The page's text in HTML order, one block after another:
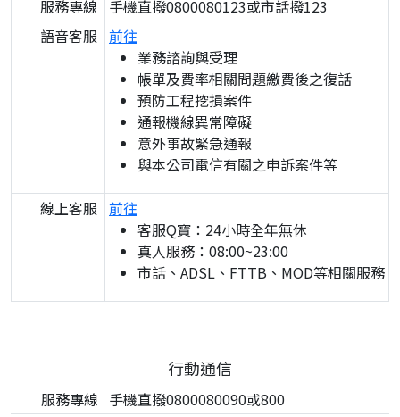
服務專線
手機直撥0800080123或市話撥123
語音客服 前往
業務諮詢與受理
帳單及費率相關問題繳費後之復話
預防工程挖損案件
通報機線異常障礙
意外事故緊急通報
與本公司電信有關之申訴案件等
線上客服 前往
客服Q寶：24小時全年無休
真人服務：08:00~23:00
市話、ADSL、FTTB、MOD等相關服務
行動通信
服務專線 手機直撥0800080090或800